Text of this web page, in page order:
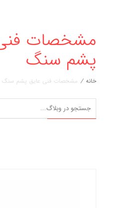
مشخصات
پشم سنگ
خانه / مشخصات فنی عایق پشم سنگ